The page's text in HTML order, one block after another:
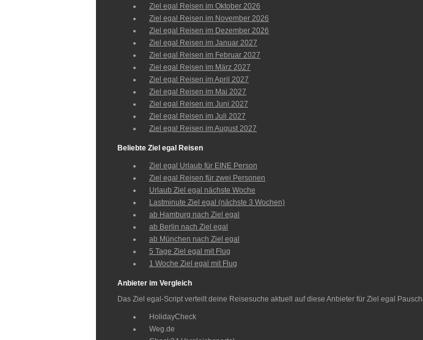
Ziel egal Reisen im Oktober 2026
Ziel egal Reisen im November 2026
Ziel egal Reisen im Dezember 2026
Ziel egal Reisen im Januar 2027
Ziel egal Reisen im Februar 2027
Ziel egal Reisen im März 2027
Ziel egal Reisen im April 2027
Ziel egal Reisen im Mai 2027
Ziel egal Reisen im Juni 2027
Ziel egal Reisen im Juli 2027
Ziel egal Reisen im August 2027
Beliebte Ziel egal Reisen
Ziel egal Urlaub für EINE Person
Ziel egal Reisen für zwei Personen
Urlaub Ziel egal nächste Woche
Lastminute Ziel egal (nächste 3 Wochen)
ab Hamburg nach Ziel egal
ab Berlin nach Ziel egal
ab München nach Ziel egal
5 Tage Ziel egal mit Flug
1 Woche Ziel egal mit Flug
Anbieter im Vergleich
Das Ziel egal-Script verteilt deine Reisesuche aktuell auf diese Anbieter für Ziel egal
HolidayCheck
Weg.de